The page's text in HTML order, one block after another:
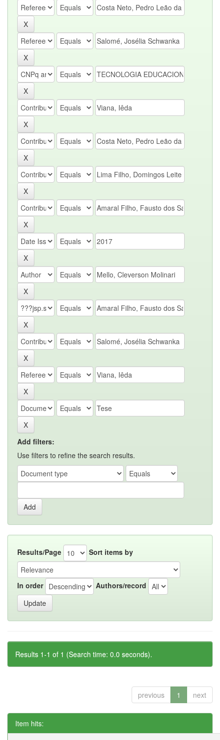
Add filters:
Use filters to refine the search results.
Results/Page Sort items by
In order Authors/record
Results 1-1 of 1 (Search time: 0.0 seconds).
previous 1 next
Item hits: